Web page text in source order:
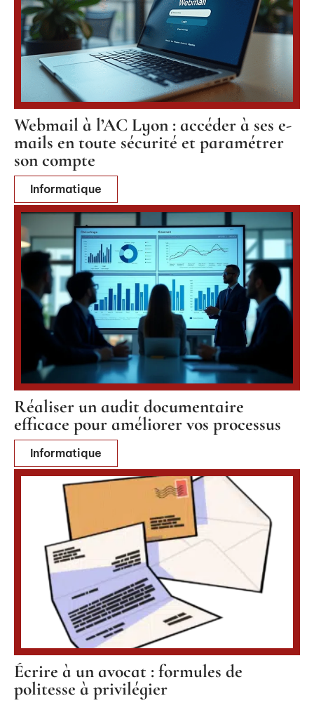
Webmail à l’AC Lyon : accéder à ses e-
mails en toute sécurité et paramétrer
son compte
Informatique
Réaliser un audit documentaire
efficace pour améliorer vos processus
Informatique
Écrire à un avocat : formules de
politesse à privilégier